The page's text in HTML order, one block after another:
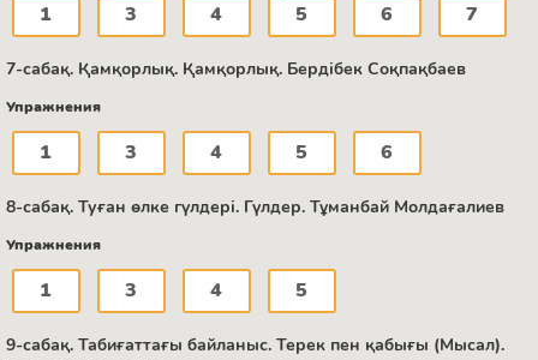
1 3 4 5 6 7
7-сабақ. Қамқорлық. Қамқорлық. Бердібек Соқпақбаев
Упражнения
1 3 4 5 6
8-сабақ. Туған өлке гүлдері. Гүлдер. Тұманбай Молдағалиев
Упражнения
1 3 4 5
9-сабақ. Табиғаттағы байланыс. Терек пен қабығы (Мысал).